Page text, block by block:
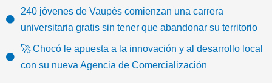
t
o
k
e
b
o
o
k
t
t
e
t
u
b
t
a
g
a
-
e
240 jóvenes de Vaupés comienzan una carrera
universitaria gratis sin tener que abandonar su territorio
🚀 Chocó le apuesta a la innovación y al desarrollo local
con su nueva Agencia de Comercialización